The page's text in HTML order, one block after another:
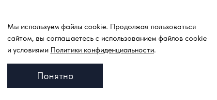
Контакты
Покупателям
ВСЕ ПРАВА ЗАЩИЩЕНЫ.
Мы используем файлы cookie. Продолжая пользоваться
сайтом, вы соглашаетесь с использованием файлов cookie
и условиями Политики конфиденциальности.
Понятно